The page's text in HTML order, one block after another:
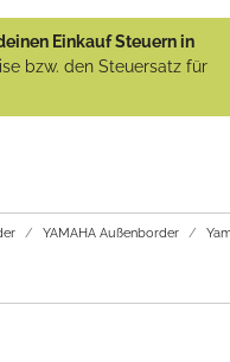
Einkauf Steuern in
bzw. den Steuersatz für
YAMAHA Außenborder